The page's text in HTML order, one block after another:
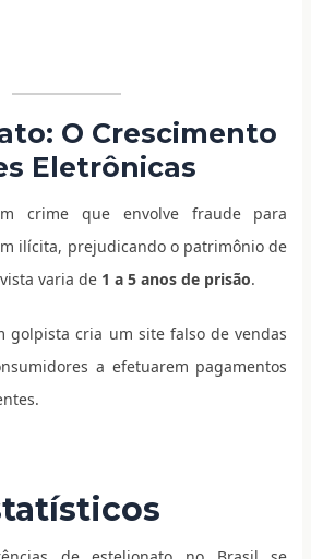
O Crescimento
Eletrônicas
crime que envolve fraude para
ilícita, prejudicando o patrimônio de
varia de 1 a 5 anos de prisão.
golpista cria um site falso de vendas
a efetuarem pagamentos